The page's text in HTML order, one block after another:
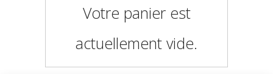
Votre panier est
actuellement vide.